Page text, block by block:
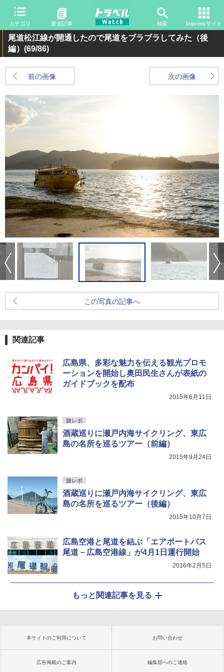
カテゴリ 過去記事 検索 Impressサイト
尾道松江線が開通したので尾道をブラブラしてみた（後
編） (69/86)
前の画像 次の画像
この写真の記事へ
関連記事
広島県、多彩な魅力を伝える観光プロモ
ーションを開始し奥田民生さんが表紙の
ガイドブックを配布
2015年6月11日
旅レポ
酒蔵巡りに瀬戸内海サイクリング、東広
島の名所を巡るツアー（前編）
2015年9月24日
旅レポ
酒蔵巡りに瀬戸内海サイクリング、東広
島の名所を巡るツアー（後編）
2015年10月7日
広島空港と尾道を結ぶ「エアポートバス
尾道－広島空港線」が4月1日運行開始
2016年2月5日
もっと関連記事を見る
本サイトのご利用について お問い合わせ
広告掲載のご案内 編集部へのご連絡